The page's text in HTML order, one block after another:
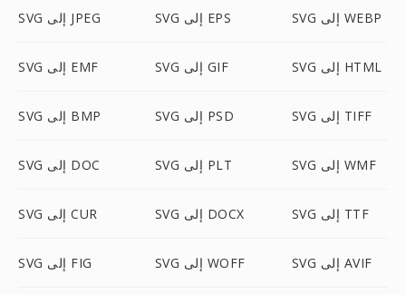
SVG إلى JPEG SVG إلى EPS SVG إلى WEBP
SVG إلى EMF SVG إلى GIF SVG إلى HTML
SVG إلى BMP SVG إلى PSD SVG إلى TIFF
SVG إلى DOC SVG إلى PLT SVG إلى WMF
SVG إلى CUR SVG إلى DOCX SVG إلى TTF
SVG إلى FIG SVG إلى WOFF SVG إلى AVIF